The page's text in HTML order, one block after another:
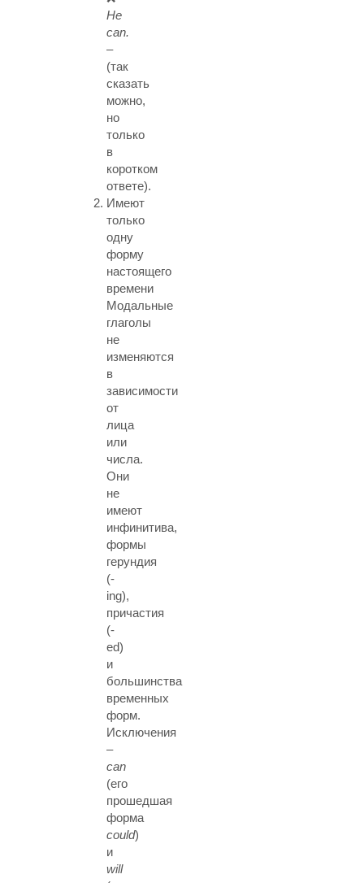
He
can.
–
(так
сказать
можно,
но
только
в
коротком
ответе).
Имеют
только
одну
форму
настоящего
времени
Модальные
глаголы
не
изменяются
в
зависимости
от
лица
или
числа.
Они
не
имеют
инфинитива,
формы
герундия
(-
ing),
причастия
(-
ed)
и
большинства
временных
форм.
Исключения
–
can
(его
прошедшая
форма
could)
и
will